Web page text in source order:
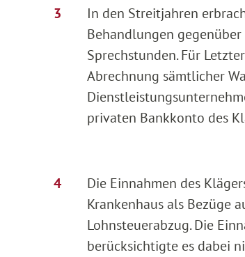
In den Streitjahren
Behandlungen
Sprechstunden. Für
Abrechnung sämtlicher
privaten Bankkonto des
Die Einnahmen des
Krankenhaus als Bezüge
Lohnsteuerabzug. Die
berücksichtigte es dabei